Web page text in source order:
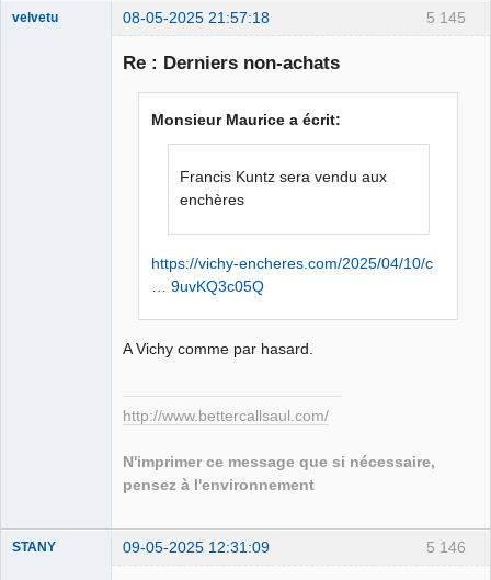
5 145
velvetu 08-05-2025 21:57:18
Re : Derniers non-achats
Monsieur Maurice a écrit:
Francis Kuntz sera vendu aux
enchères
https://vichy-encheres.com/2025/04/10/c
… 9uvKQ3c05Q
A Vichy comme par hasard.
http://www.bettercallsaul.com/
N'imprimer ce message que si nécessaire,
pensez à l'environnement
5 146
STANY 09-05-2025 12:31:09